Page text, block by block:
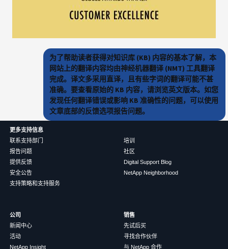
为了帮助读者获得对知识库 (KB) 内容的基本了解，本
网站上的翻译内容均由神经机器翻译 (NMT) 工具翻译
完成。译文多采用直译，且有些字词的翻译可能不甚
准确。要查看原始的 KB 内容，请浏览英文版本。如您
发现任何翻译错误或影响 KB 准确性的问题，可以使用
文章底部的反馈选项报告问题。
更多支持信息
联系支持部门
报告问题
提供反馈
安全公告
支持策略和支持服务
培训
社区
Digital Support Blog
NetApp Neighborhood
公司
新闻中心
活动
NetApp Insight
销售
先试后买
寻找合作伙伴
与 NetApp 合作